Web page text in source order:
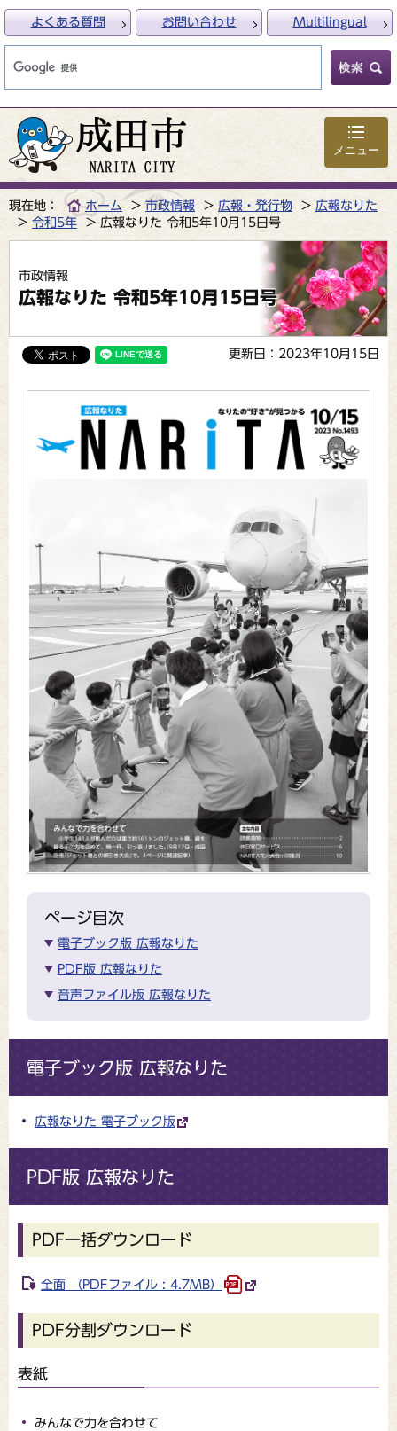
メニュー
よくある質問 お問い合わせ Multilingual
現在地： ホーム 市政情報 広報・発行物
広報なりた
令和5年
広報なりた 令和5年10月15日号
市政情報
広報なりた 令和5年10月15日号
更新日：2023年10月15日
ページ目次
電子ブック版 広報なりた
PDF版 広報なりた
音声ファイル版 広報なりた
電子ブック版 広報なりた
広報なりた 電子ブック版
PDF版 広報なりた
PDF一括ダウンロード
全面 （PDFファイル : 4.7MB）
PDF分割ダウンロード
表紙
みんなで力を合わせて